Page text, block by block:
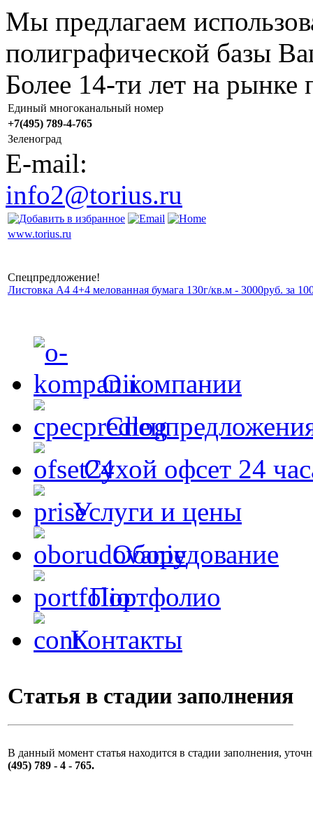
Мы предлагаем
полиграфической базы
Более 14-ти лет на рынке
Единый многоканальный номер
+7(495) 789-4-765
Зеленоград
E-mail:
info2@torius.ru
www.torius.ru
Спецпредложение!
Листовка А4 4+4 мелованная бумага 130г/кв.м - 3000руб. за
О компании
Сухой офсет 24
Услуги и цены
Оборудование
Портфолио
Контакты
Статья в стадии заполнения
В данный момент статья находится в стадии заполнения,
(495) 789 - 4 - 765.